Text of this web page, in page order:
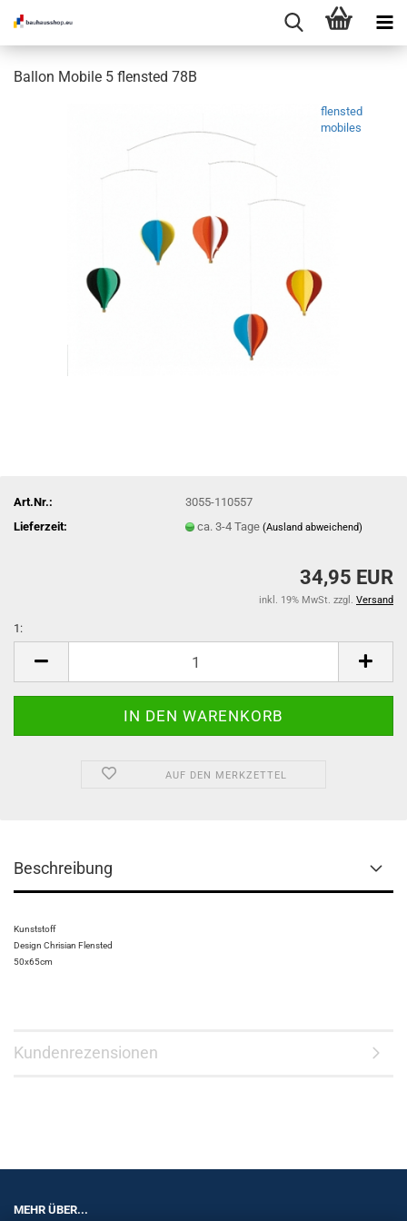
Ballon Mobile 5 flensted 78B
flensted
mobiles
Art.Nr.:
3055-110557
Lieferzeit:
ca. 3-4 Tage(Ausland abweichend)
34,95 EUR
inkl. 19% MwSt. zzgl. Versand
1:
AUF DEN MERKZETTEL
Beschreibung
Kunststoff
Design Chrisian Flensted
50x65cm
Kundenrezensionen
MEHR ÜBER...